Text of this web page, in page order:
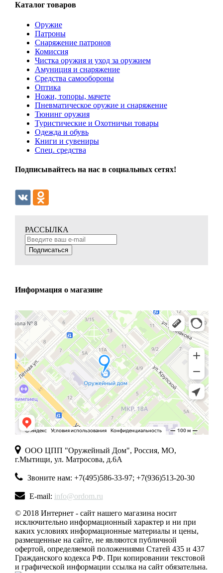
Каталог товаров
Оружие
Патроны
Снаряжение патронов
Комиссия
Чистка оружия и уход за оружием
Амуниция и снаряжение
Средства самообороны
Оптика
Ножи, топоры, мачете
Пневматическое оружие и снаряжение
Тюнинг оружия
Туристические и Охотничьи товары
Одежда и обувь
Книги и сувениры
Спец. средства
Подписывайтесь на нас в социальных сетях!
РАССЫЛКА
Подписаться
Информация о магазине
ООО ЦПП "Оружейный Дом", Россия, МО,
г.Мытищи, ул. Матросова, д.6А
Звоните нам: +7(495)586-33-97; +7(936)513-20-30
E-mail: info@ordom.ru
© 2018 Интернет - сайт нашего магазина носит
исключительно информационный характер и ни при
каких условиях информационные материалы и цены,
размещенные на сайте, не являются публичной
офертой, определяемой положениями Статей 435 и 437
Гражданского кодекса РФ. При копировании текстовой
и графической информации ссылка на сайт обязательна.